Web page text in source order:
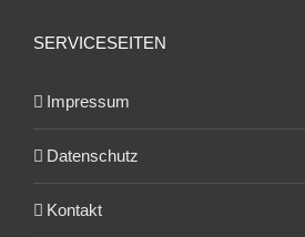
SERVICESEITEN
Impressum
Datenschutz
Kontakt